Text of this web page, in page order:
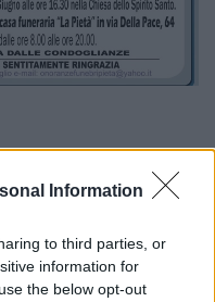
Information
to third parties, or
information for
the below opt-out